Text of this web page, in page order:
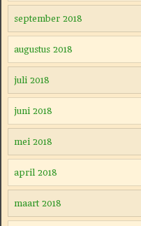
september 2018
augustus 2018
juli 2018
juni 2018
mei 2018
april 2018
maart 2018